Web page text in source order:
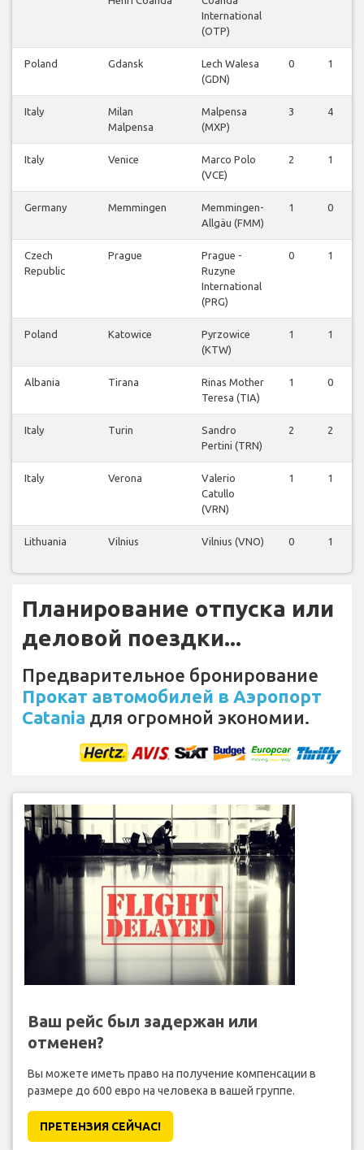
International
(OTP)
Poland Gdansk
Lech Walesa
(GDN)
0 1
Italy
Milan
Malpensa
Malpensa
(MXP)
3 4
Italy Venice
Marco Polo
(VCE)
2 1
Germany Memmingen
Memmingen-
Allgäu (FMM)
1 0
Czech
Republic
Prague
Prague -
Ruzyne
International
(PRG)
0 1
Poland Katowice
Pyrzowice
(KTW)
1 1
Albania Tirana
Rinas Mother
Teresa (TIA)
1 0
Italy Turin
Sandro
Pertini (TRN)
2 2
Italy Verona
Valerio
Catullo
(VRN)
1 1
Lithuania Vilnius Vilnius (VNO) 0 1
Планирование отпуска или
деловой поездки...
Предварительное бронирование
Прокат автомобилей в Аэропорт
Catania для огромной экономии.
Ваш рейс был задержан или
отменен?
Вы можете иметь право на получение компенсации в
размере до 600 евро на человека в вашей группе.
ПРЕТЕНЗИЯ CЕЙЧАС!